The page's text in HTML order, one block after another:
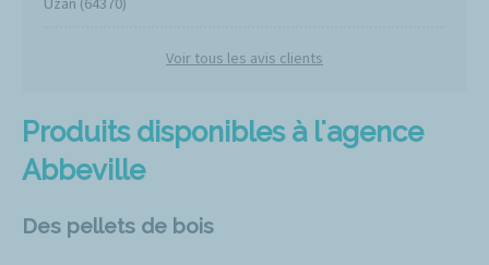
Produits disponibles à l'agence
Abbeville
Des pellets de bois
Voir tous les avis clients